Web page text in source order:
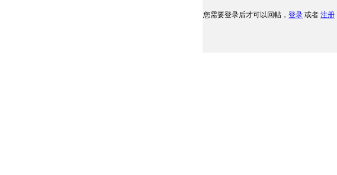
您需要登录后才可以回帖， 登录 或者 注册